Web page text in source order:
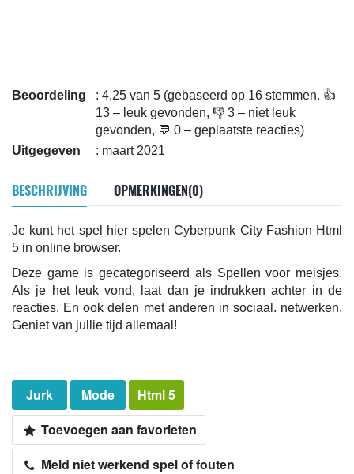
Beoordeling
: 4,25 van 5 (gebaseerd op 16 stemmen. 👍
13 – leuk gevonden, 👎 3 – niet leuk
gevonden, 💬 0 – geplaatste reacties)
Uitgegeven
: maart 2021
BESCHRIJVING OPMERKINGEN(0)
Je kunt het spel hier spelen Cyberpunk City Fashion Html
5 in online browser.
Deze game is gecategoriseerd als Spellen voor meisjes.
Als je het leuk vond, laat dan je indrukken achter in de
reacties. En ook delen met anderen in sociaal. netwerken.
Geniet van jullie tijd allemaal!
Jurk Mode
Html 5
Toevoegen aan favorieten
Meld niet werkend spel of fouten